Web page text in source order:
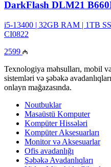
DarkFlash DLM21
i5-13400 | 32GB RAM | 1TB
CI0822
2599
Texnologiya məhsulları, mobil
sistemləri və şəbəkə
onlayn mağazasında.
Noutbuklar
Masaüstü Komputer
Kompüter Hissələri
Kompüter Aksesuarları
Monitor və Aksesuarlar
Ofis avadanlığı
Şəbəkə Avadanlıqları